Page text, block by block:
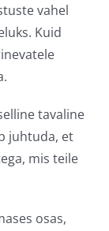
vahel
Kuid
tavaline
juhtuda, et
mis teile
osas,